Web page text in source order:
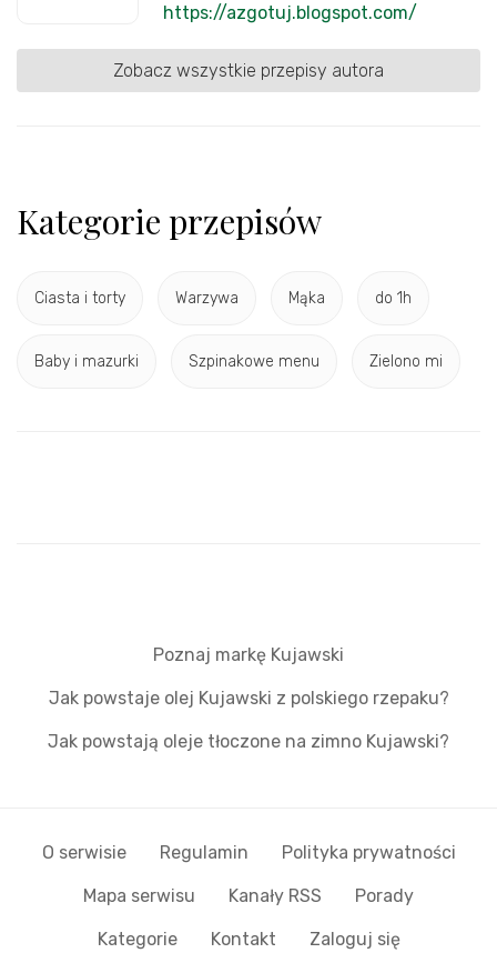
https://azgotuj.blogspot.com/
Zobacz wszystkie przepisy autora
Kategorie przepisów
Ciasta i torty Warzywa Mąka do 1h
Baby i mazurki Szpinakowe menu Zielono mi
Poznaj markę Kujawski
Jak powstaje olej Kujawski z polskiego rzepaku?
Jak powstają oleje tłoczone na zimno Kujawski?
O serwisie Regulamin Polityka prywatności
Mapa serwisu Kanały RSS Porady
Kategorie Kontakt Zaloguj się